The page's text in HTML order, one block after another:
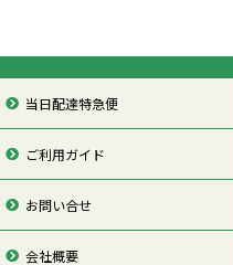
当日配達特急便
ご利用ガイド
お問い合せ
会社概要